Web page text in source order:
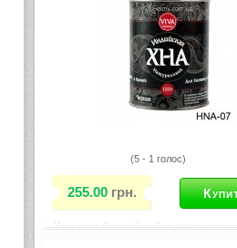
(5 - 1 голос)
255.00 грн.
Хна для бровей и био тату